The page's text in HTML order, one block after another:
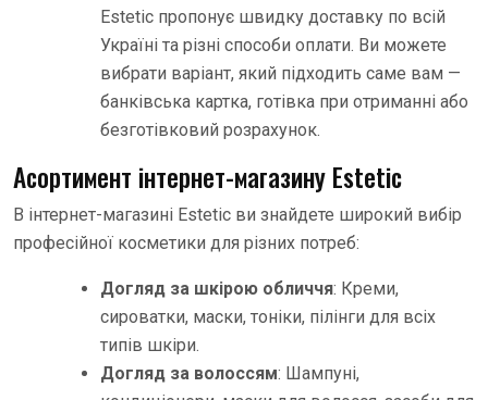
Estetic пропонує швидку доставку по всій
Україні та різні способи оплати. Ви можете
вибрати варіант, який підходить саме вам —
банківська картка, готівка при отриманні або
безготівковий розрахунок.
Асортимент інтернет-магазину Estetic
В інтернет-магазині Estetic ви знайдете широкий вибір
професійної косметики для різних потреб:
Догляд за шкірою обличчя: Креми,
сироватки, маски, тоніки, пілінги для всіх
типів шкіри.
Догляд за волоссям: Шампуні,